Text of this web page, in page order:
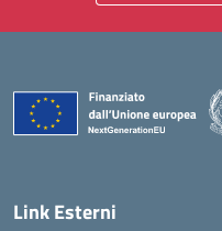
Link Esterni